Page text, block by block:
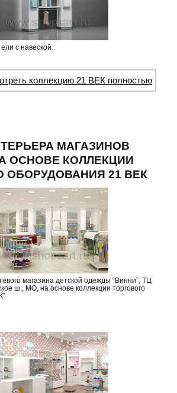
с навеской.
коллекцию 21 ВЕК полностью
МАГАЗИНОВ
ОСНОВЕ КОЛЛЕКЦИИ
ОБОРУДОВАНИЯ 21 ВЕК
магазина детской одежды “Винни”, ТЦ
ш., МО, на основе коллекции торгового